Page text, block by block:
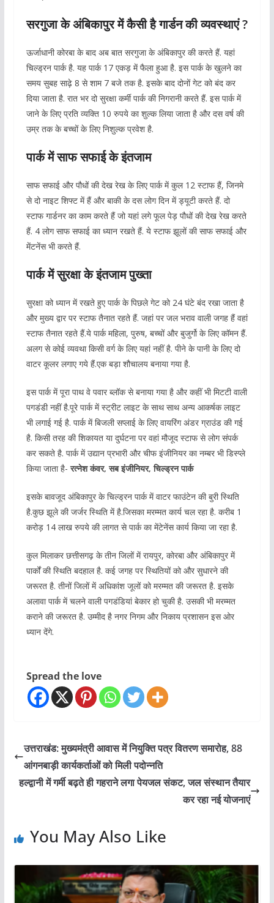
सरगुजा के अंबिकापुर में कैसी है गार्डन की व्यवस्थाएं ?
ऊर्जाधानी कोरबा के बाद अब बात सरगुजा के अंबिकापुर की करते हैं. यहां
चिल्ड्रन पार्क है. यह पार्क 17 एकड़ में फैला हुआ है. इस पार्क के खुलने का
समय सुबह साढ़े 8 से शाम 7 बजे तक है. इसके बाद दोनों गेट को बंद कर
दिया जाता है. रात भर दो सुरक्षा कर्मी पार्क की निगरानी करते हैं. इस पार्क में
जाने के लिए प्रति व्यक्ति 10 रुपये का शुल्क लिया जाता है और दस वर्ष की
उम्र तक के बच्चों के लिए निशुल्क प्रवेश है.
पार्क में साफ सफाई के इंतजाम
साफ सफाई और पौधों की देख रेख के लिए पार्क में कुल 12 स्टाफ हैं, जिनमे
से दो नाइट शिफ्ट में हैं और बाकी के दस लोग दिन में ड्यूटी करते हैं. दो
स्टाफ गार्डनर का काम करते हैं जो यहां लगे फूल पेड़ पौधों की देख रेख करते
हैं. 4 लोग साफ सफाई का ध्यान रखते हैं. ये स्टाफ झूलों की साफ सफाई और
मेंटनेंस भी करते हैं.
पार्क में सुरक्षा के इंतजाम पुख्ता
सुरक्षा को ध्यान में रखते हुए पार्क के पिछले गेट को 24 घंटे बंद रखा जाता है
और मुख्य द्वार पर स्टाफ तैनात रहते हैं. जहां पर जल भराव वाली जगह हैं वहां
स्टाफ तैनात रहते हैं.ये पार्क महिला, पुरुष, बच्चों और बुजुर्गो के लिए कॉमन हैं.
अलग से कोई व्यवथा किसी वर्ग के लिए यहां नहीं है. पीने के पानी के लिए दो
वाटर कूलर लगाए गये हैं.एक बड़ा शौचालय बनाया गया है.
इस पार्क में पूरा पाथ वे पवार ब्लॉक से बनाया गया है और कहीं भी मिटटी वाली
पगडंडी नहीं है.पूरे पार्क में स्ट्रीट लाइट के साथ साथ अन्य आकर्षक लाइट
भी लगाई गई है. पार्क में बिजली सप्लाई के लिए वायरिंग अंडर ग्राउंड की गई
है. किसी तरह की शिकायत या दुर्घटना पर वहां मौजूद स्टाफ से लोग संपर्क
कर सकते है. पार्क में उद्यान प्रभारी और चीफ इंजीनियर का नम्बर भी डिस्प्ले
किया जाता है-रत्नेश कंवर, सब इंजीनियर, चिल्ड्रन पार्क
इसके बावजूद अंबिकापुर के चिल्ड्रन पार्क में वाटर फाउंटेन की बुरी स्थिति
है.कुछ झूले की जर्जर स्थिति में है.जिसका मरम्मत कार्य चल रहा है. करीब 1
करोड़ 14 लाख रुपये की लागत से पार्क का मेंटेनेंस कार्य किया जा रहा है.
कुल मिलाकर छत्तीसगढ़ के तीन जिलों में रायपुर, कोरबा और अंबिकापुर में
पार्कों की स्थिति बदहाल है. कई जगह पर स्थितियों को और सुधारने की
जरूरत है. तीनों जिलों में अधिकांश जूलों को मरम्मत की जरूरत है. इसके
अलावा पार्क में चलने वाली पगडंडियां बेकार हो चुकी है. उसकी भी मरम्मत
कराने की जरूरत है. उम्मीद है नगर निगम और निकाय प्रशासन इस ओर
ध्यान देंगे.
Spread the love
उत्तराखंड: मुख्यमंत्री आवास में नियुक्ति पत्र वितरण समारोह, 88
आंगनबाड़ी कार्यकर्ताओं को मिली पदोन्नति
हल्द्वानी में गर्मी बढ़ते ही गहराने लगा पेयजल संकट, जल संस्थान तैयार
कर रहा नई योजनाएं
You May Also Like